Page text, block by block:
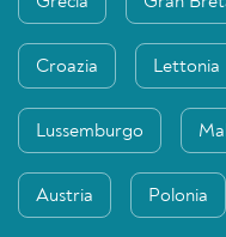
Croazia Lettonia
Lussemburgo
Austria Polonia